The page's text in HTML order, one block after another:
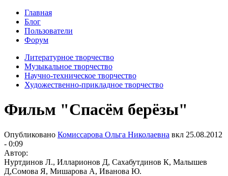
Главная
Блог
Пользователи
Форум
Литературное творчество
Музыкальное творчество
Научно-техническое творчество
Художественно-прикладное творчество
Фильм "Спасём берёзы"
Опубликовано Комиссарова Ольга Николаевна вкл 25.08.2012
- 0:09
Автор:
Нуртдинов Л., Илларионов Д, Сахабутдинов К, Малышев
Д,Сомова Я, Мишарова А, Иванова Ю.